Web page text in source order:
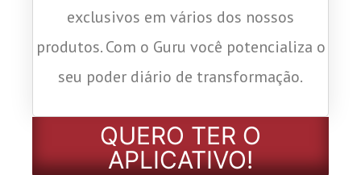
exclusivos em vários dos nossos
produtos. Com o Guru você potencializa o
seu poder diário de transformação.
QUERO TER O
APLICATIVO!